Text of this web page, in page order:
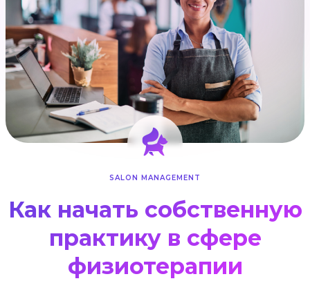
SALON MANAGEMENT
Как начать собственную
практику в сфере
физиотерапии